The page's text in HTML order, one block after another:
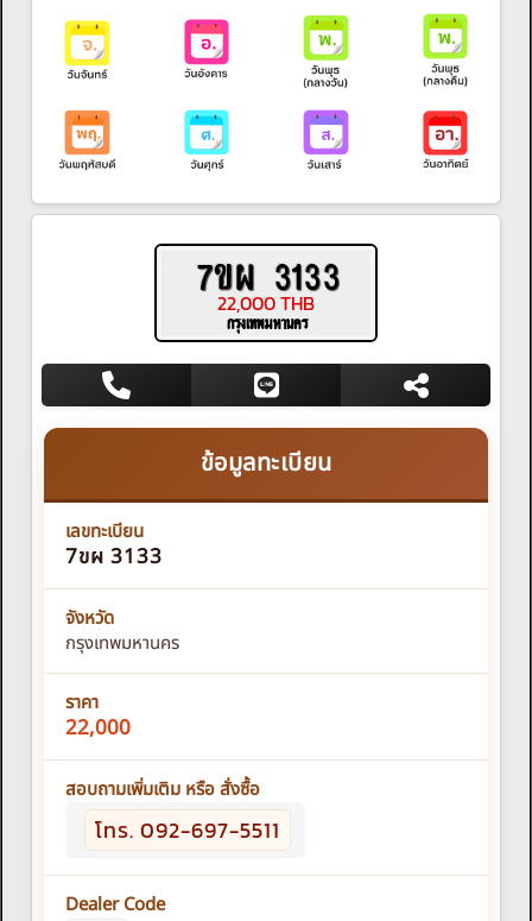
7ขผ 3133
22,000 THB
กรุงเทพมหานคร
ข้อมูลทะเบียน
เลขทะเบียน
7ขผ 3133
จังหวัด
กรุงเทพมหานคร
ราคา
22,000
สอบถามเพิ่มเติม หรือ สั่งซื้อ
โทร. 092-697-5511
Dealer Code